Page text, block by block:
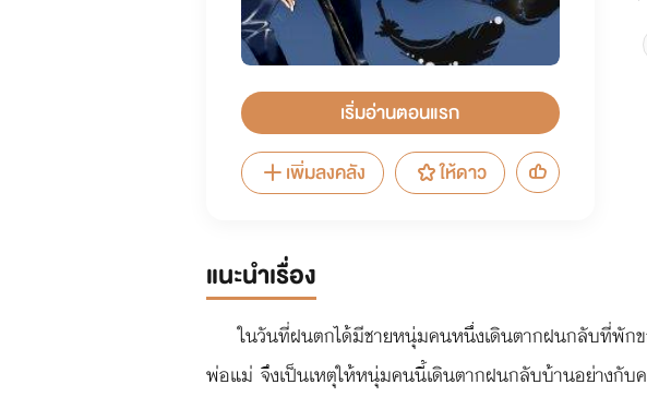
เริ่มอ่านตอนแรก
เพิ่มลงคลัง
ให้ดาว
แนะนำเรื่อง
ในวันที่ฝนตกได้มีชายหนุ่มคนหนึ่งเดินตากฝนกลับที่พัก
พ่อแม่ จึงเป็นเหตุให้หนุ่มคนนี้เดินตากฝนกลับบ้านอย่างกับ